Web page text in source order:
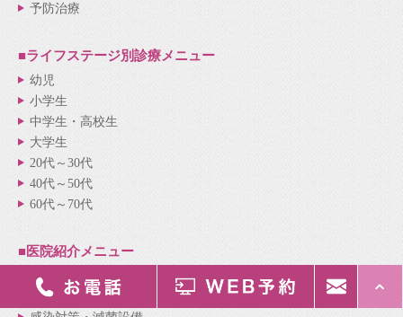
予防治療
■ライフステージ別診療メニュー
幼児
小学生
中学生・高校生
大学生
20代～30代
40代～50代
60代～70代
■医院紹介メニュー
医院紹介
院長・スタッフ紹介